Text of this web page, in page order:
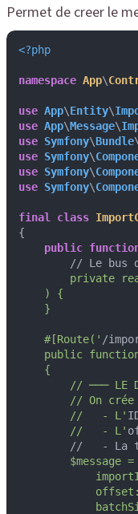
Permet de creer le
<?php
namespace App\
use App\Entity\
use App\Message\
use Symfony\Bundle\
use Symfony\
use Symfony\
use Symfony\
final class
{
public
// Le bus
private
    ) {
    }
    #[Route('
/
public
    {
// ─── LE
// On
        //   - L'
        //   - L'
//   - La
$message =